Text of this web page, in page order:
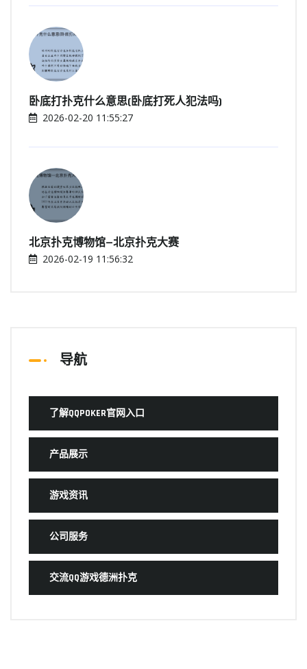
卧底打扑克什么意思(卧底打死人犯法吗)
2026-02-20 11:55:27
北京扑克博物馆—北京扑克大赛
2026-02-19 11:56:32
导航
了解QQPOKER官网入口
产品展示
游戏资讯
公司服务
交流QQ游戏德洲扑克